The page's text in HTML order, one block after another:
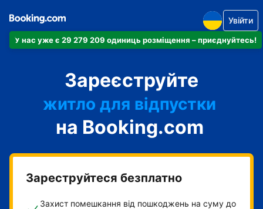
У нас уже є 29 279 209 одиниць розміщення – приєднуйтесь!
Увійти
Зареєструйте
готель
житло для відпустки
гостьовий будинок
готель типу "ліжко і
сніданок"
на Booking.com
Зареструйтеся безплатно
Захист помешкання від пошкоджень на суму до